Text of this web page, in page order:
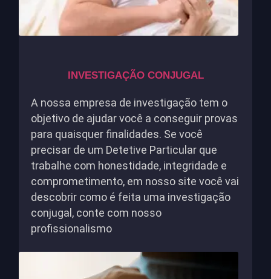
INVESTIGAÇÃO CONJUGAL
A nossa empresa de investigação tem o
objetivo de ajudar você a conseguir provas
para quaisquer finalidades. Se você
precisar de um Detetive Particular que
trabalhe com honestidade, integridade e
comprometimento, em nosso site você vai
descobrir como é feita uma investigação
conjugal, conte com nosso
profissionalismo